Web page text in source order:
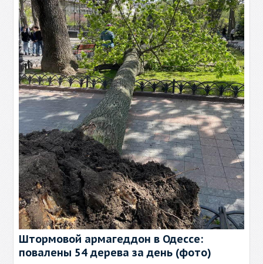
Штормовой армагеддон в Одессе:
повалены 54 дерева за день (фото)